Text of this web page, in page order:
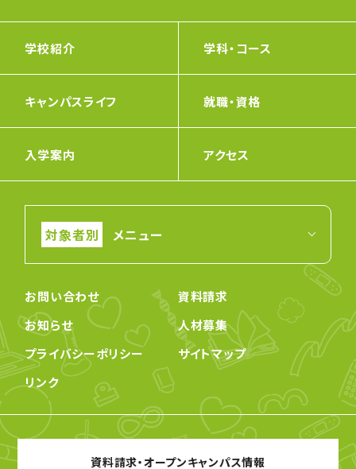
学校紹介 学科・コース
キャンパスライフ 就職・資格
入学案内 アクセス
メニュー
お問い合わせ
資料請求
お知らせ
人材募集
プライバシーポリシー
サイトマップ
リンク
資料請求・オープンキャンパス情報